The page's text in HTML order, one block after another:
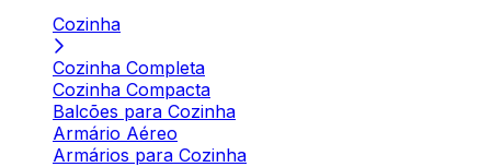
Cozinha
Cozinha Completa
Cozinha Compacta
Balcões para Cozinha
Armário Aéreo
Armários para Cozinha